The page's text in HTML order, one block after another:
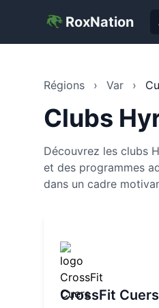
RoxNation
Régions › Var ›
Clubs
Découvrez les clubs
et des programmes
dans un cadre
CrossFit Cuers